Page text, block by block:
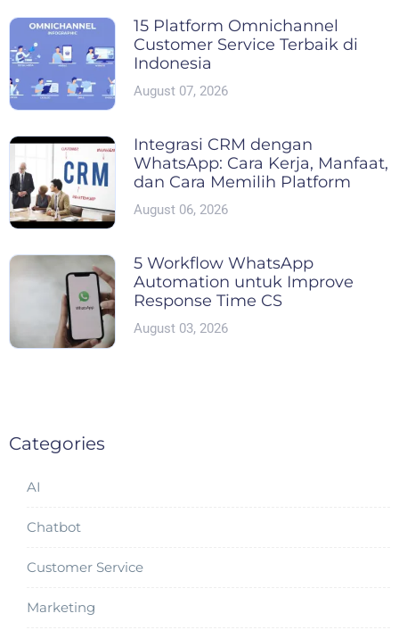
15 Platform Omnichannel
Customer Service Terbaik di
Indonesia
August 07, 2026
Integrasi CRM dengan
WhatsApp: Cara Kerja, Manfaat,
dan Cara Memilih Platform
August 06, 2026
5 Workflow WhatsApp
Automation untuk Improve
Response Time CS
August 03, 2026
Categories
AI
Chatbot
Customer Service
Marketing